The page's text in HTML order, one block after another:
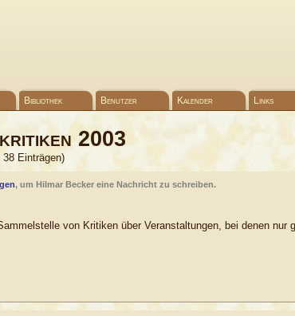
Bibliothek Benutzer Kalender Links
2003
Einträgen)
, um Hilmar Becker eine Nachricht zu schreiben.
von Kritiken über Veranstaltungen, bei denen nur